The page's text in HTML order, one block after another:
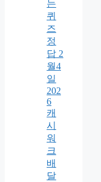
는
퀴
즈
정
답 2
월4
일
202
6
캐
시
워
크
배
달